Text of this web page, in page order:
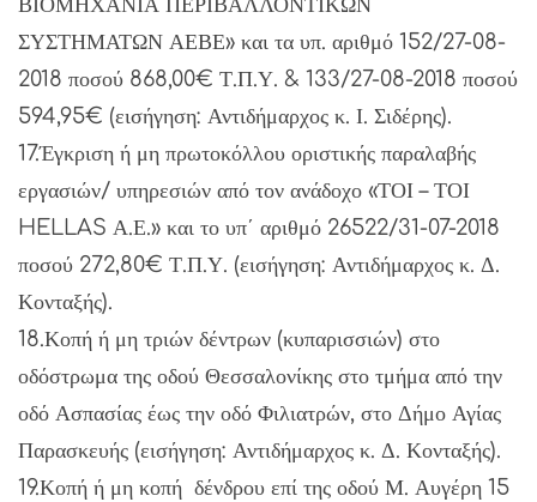
ΣΥΣΤΗΜΑΤΩΝ ΑΕΒΕ» και τα υπ. αριθμό 152/27-08-
2018 ποσού 868,00€ Τ.Π.Υ. & 133/27-08-2018 ποσού
594,95€ (εισήγηση: Αντιδήμαρχος κ. Ι. Σιδέρης).
17.Έγκριση ή μη πρωτοκόλλου οριστικής παραλαβής
εργασιών/ υπηρεσιών από τον ανάδοχο «ΤΟΙ – ΤΟΙ
HELLAS Α.Ε.» και το υπ΄ αριθμό 26522/31-07-2018
ποσού 272,80€ Τ.Π.Υ. (εισήγηση: Αντιδήμαρχος κ. Δ.
Κονταξής).
18.Κοπή ή μη τριών δέντρων (κυπαρισσιών) στο
οδόστρωμα της οδού Θεσσαλονίκης στο τμήμα από την
οδό Ασπασίας έως την οδό Φιλιατρών, στο Δήμο Αγίας
Παρασκευής (εισήγηση: Αντιδήμαρχος κ. Δ. Κονταξής).
19.Κοπή ή μη κοπή δένδρου επί της οδού Μ. Αυγέρη 15